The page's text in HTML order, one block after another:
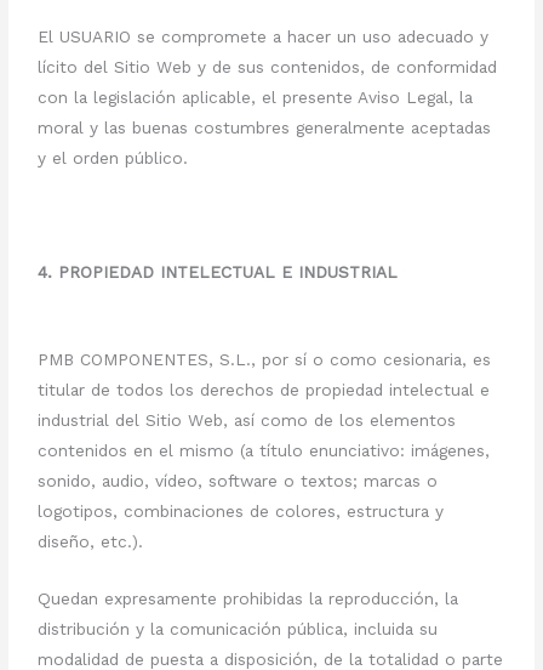
El USUARIO se compromete a hacer un uso adecuado y
lícito del Sitio Web y de sus contenidos, de conformidad
con la legislación aplicable, el presente Aviso Legal, la
moral y las buenas costumbres generalmente aceptadas
y el orden público.
4. PROPIEDAD INTELECTUAL E INDUSTRIAL
PMB COMPONENTES, S.L., por sí o como cesionaria, es
titular de todos los derechos de propiedad intelectual e
industrial del Sitio Web, así como de los elementos
contenidos en el mismo (a título enunciativo: imágenes,
sonido, audio, vídeo, software o textos; marcas o
logotipos, combinaciones de colores, estructura y
diseño, etc.).
Quedan expresamente prohibidas la reproducción, la
distribución y la comunicación pública, incluida su
modalidad de puesta a disposición, de la totalidad o parte